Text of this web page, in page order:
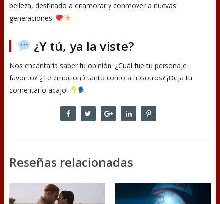
belleza, destinado a enamorar y conmover a nuevas
generaciones.
¿Y tú, ya la viste?
Nos encantaría saber tu opinión. ¿Cuál fue tu personaje
favorito? ¿Te emocionó tanto como a nosotros? ¡Deja tu
comentario abajo!
Reseñas relacionadas